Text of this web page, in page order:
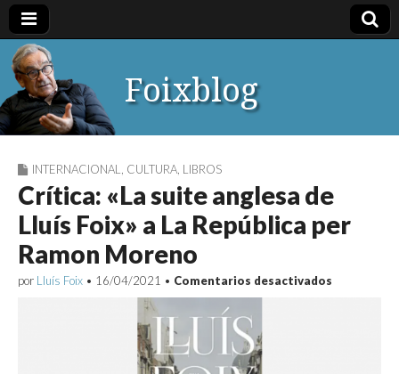
Foixblog
INTERNACIONAL CULTURA LIBROS
Crítica: «La suite anglesa de
Lluís Foix» a La República per
Ramon Moreno
por Lluís Foix • 16/04/2021 • Comentarios desactivados